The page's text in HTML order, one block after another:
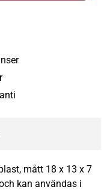
mått 18 x 13 x 7
kan användas i